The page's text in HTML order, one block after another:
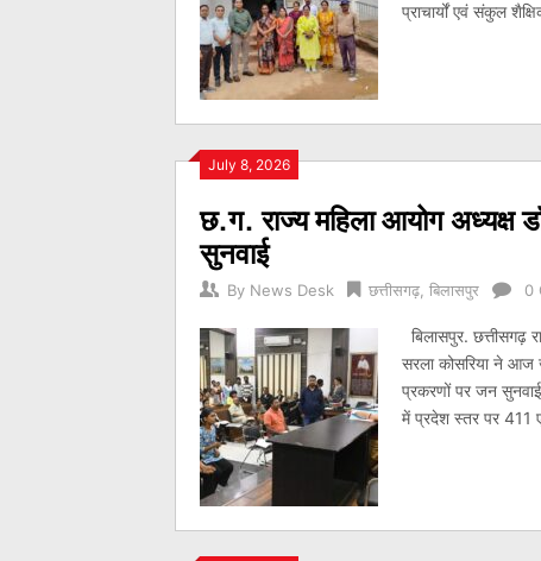
प्राचार्यों एवं संकुल
July 8, 2026
छ.ग. राज्य महिला आयोग अध्यक्ष
सुनवाई
By News Desk छत्तीसगढ़ बिलासपुर 0
बिलासपुर. छत्तीसगढ़
सरला कोसरिया ने आज
प्रकरणों पर जन सुनवाई
में प्रदेश स्तर पर 411